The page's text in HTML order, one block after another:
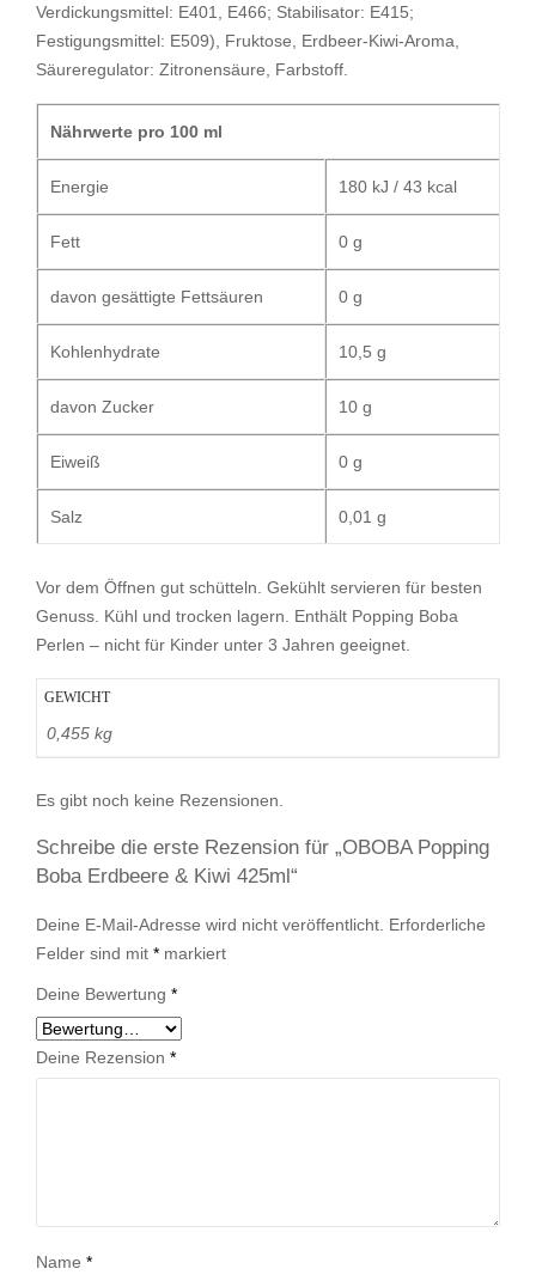
Verdickungsmittel: E401, E466; Stabilisator: E415;
Festigungsmittel: E509), Fruktose, Erdbeer-Kiwi-Aroma,
Säureregulator: Zitronensäure, Farbstoff.
Nährwerte pro 100 ml
Energie 180 kJ / 43 kcal
Fett 0 g
davon gesättigte Fettsäuren 0 g
Kohlenhydrate 10,5 g
davon Zucker 10 g
Eiweiß 0 g
Salz 0,01 g
Vor dem Öffnen gut schütteln. Gekühlt servieren für besten
Genuss. Kühl und trocken lagern. Enthält Popping Boba
Perlen – nicht für Kinder unter 3 Jahren geeignet.
GEWICHT
0,455 kg
Es gibt noch keine Rezensionen.
Schreibe die erste Rezension für „OBOBA Popping
Boba Erdbeere & Kiwi 425ml“
Deine E-Mail-Adresse wird nicht veröffentlicht. Erforderliche
Felder sind mit * markiert
Deine Bewertung *
Deine Rezension *
Name *